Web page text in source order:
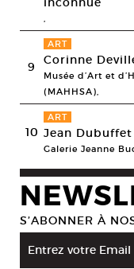
,
9
ART
Corinne
Musée d’Art et
(MAHHSA),
10
ART
Jean Dubuffet
Galerie Jeanne
S’ABONNER À